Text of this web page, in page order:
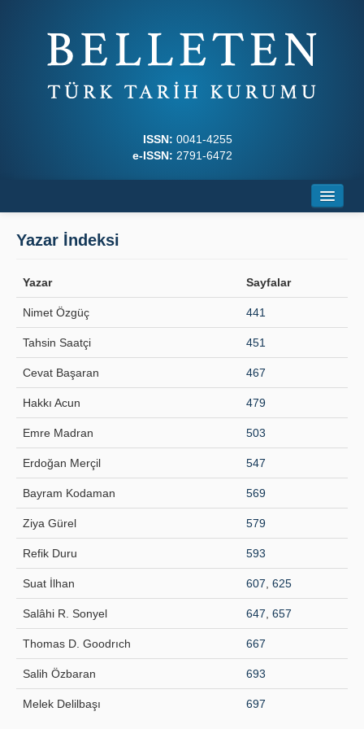
ISSN: 0041-4255
e-ISSN: 2791-6472
Dergi Kurulları
Yazım Kuralları
Yayın Politikaları
Kılavuzlar
İletişim
Yazar İndeksi
Yazar Sayfalar
Nimet Özgüç 441
Tahsin Saatçi 451
Cevat Başaran 467
Hakkı Acun 479
Emre Madran 503
Erdoğan Merçil 547
Bayram Kodaman 569
Ziya Gürel 579
Refik Duru 593
Suat İlhan 607 625
Salâhi R. Sonyel 647 657
Thomas D. Goodrıch 667
Salih Özbaran 693
Melek Delilbaşı 697